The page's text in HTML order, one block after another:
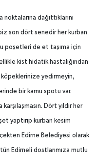
dağıttıklarını
son dört senedir her kurban
poşetleri de et taşıma için
kist hidatik hastalığından
köpeklerinize yedirmeyin,
bir kamu spotu var.
Dört yıldır her
yaptırıp kurban kesim
Edirne Belediyesi olarak
Edirneli dostlarımıza mutlu